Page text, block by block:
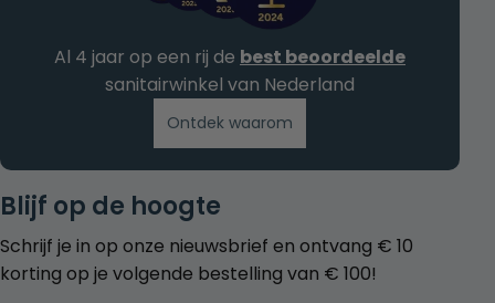
Blijf op de hoogte
Schrijf je in op onze nieuwsbrief en ontvang € 10
korting op je volgende bestelling van € 100!
Al 4 jaar op een rij de best beoordeelde
sanitairwinkel van Nederland
Ontdek waarom